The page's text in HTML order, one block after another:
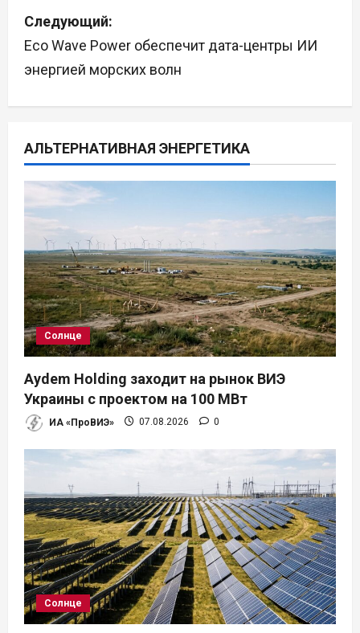
и
г
и
я
о
з
а
п
и
с
я
м
Следующий:
Eco Wave Power обеспечит дата-центры ИИ
энергией морских волн
АЛЬТЕРНАТИВНАЯ ЭНЕРГЕТИКА
Солнце
Aydem Holding заходит на рынок ВИЭ
Украины с проектом на 100 МВт
ИА «ПроВИЭ» 07.08.2026 0
Солнце